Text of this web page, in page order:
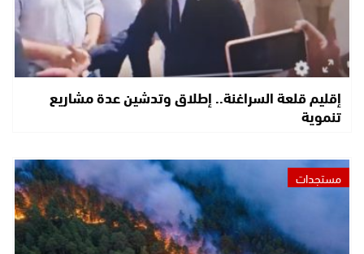
إقليم قلعة السراغنة.. إطلاق وتدشين عدة مشاريع
تنموية
مستجدات